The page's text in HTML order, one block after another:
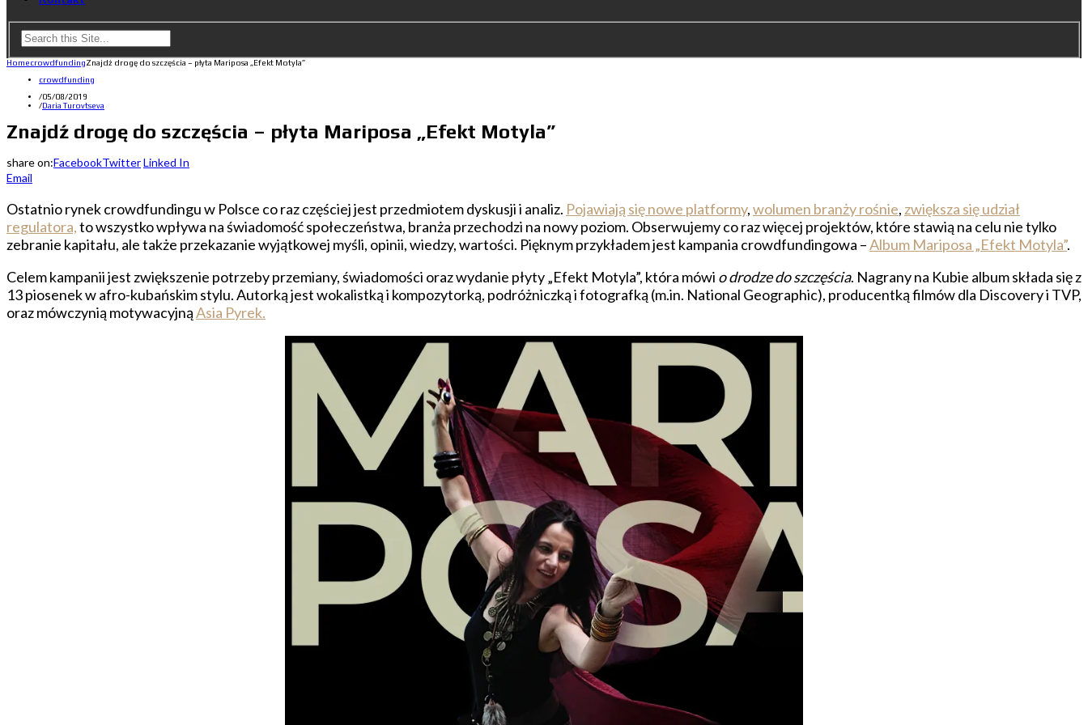
HomecrowdfundingZnajdź drogę do szczęścia – płyta Mariposa „Efekt Motyla”
crowdfunding
/05/08/2019
/Daria Turovtseva
Znajdź drogę do szczęścia – płyta Mariposa „Efekt Motyla”
share on:FacebookTwitterLinked In
Email
Ostatnio rynek crowdfundingu w Polsce co raz częściej jest przedmiotem dyskusji i analiz. Pojawiają się nowe platformy,wolumen branży rośnie, zwiększa się udział
regulatora,to wszystko wpływa na świadomość społeczeństwa, branża przechodzi na nowy poziom. Obserwujemy co raz więcej projektów, które stawią na celu nie tylko
zebranie kapitału, ale także przekazanie wyjątkowej myśli, opinii, wiedzy, wartości. Pięknym przykładem jest kampania crowdfundingowa –Album Mariposa „Efekt Motyla”.
Celem kampanii jest zwiększenie potrzeby przemiany, świadomości oraz wydanie płyty „Efekt Motyla”, która mówi o drodze do szczęścia. Nagrany na Kubie album składa się z
13 piosenek w afro-kubańskim stylu. Autorką jest wokalistką i kompozytorką, podróżniczką i fotografką (m.in. National Geographic), producentką filmów dla Discovery i TVP,
oraz mówczynią motywacyjnąAsia Pyrek.